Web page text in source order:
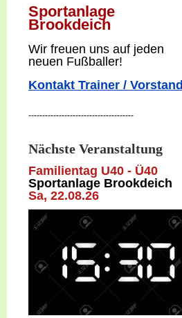
Sportanlage
Brookdeich
Wir freuen uns auf jeden
neuen Fußballer!
Kontakt Trainer / Vorstand
--------------------------------------
Nächste Veranstaltung
Familientag U40 - Ü40
Sportanlage Brookdeich
Sa, 22.08.26